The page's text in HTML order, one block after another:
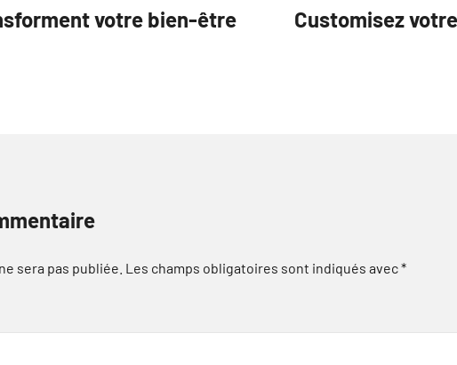
votre bien-être
Customisez
sera pas publiée. Les champs obligatoires sont indiqués avec*